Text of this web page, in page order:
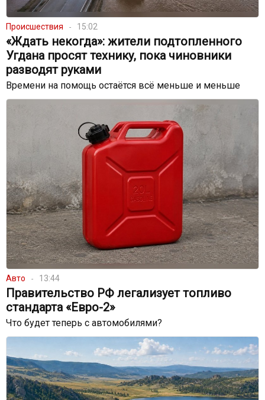
Происшествия 15:02
«Ждать некогда»: жители подтопленного
Угдана просят технику, пока чиновники
разводят руками
Времени на помощь остаётся всё меньше и меньше
Авто 13:44
Правительство РФ легализует топливо
стандарта «Евро-2»
Что будет теперь с автомобилями?